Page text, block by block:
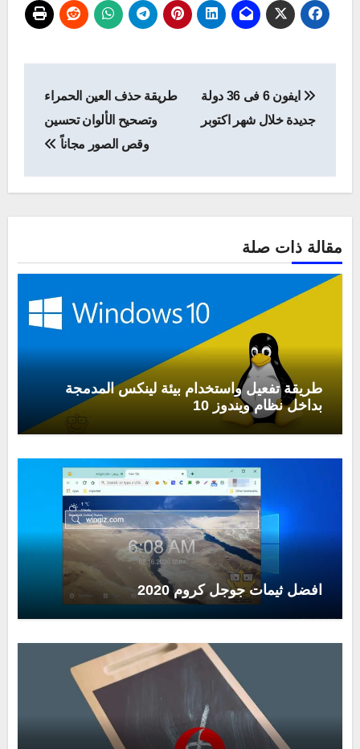
المقالات
ايفون 6 فى 36 دولة
جديدة خلال شهر اكتوبر
طريقة حذف العين الحمراء
وتصحيح الألوان تحسين
وقص الصور مجاناً
مقالة ذات صلة
طريقة تفعيل واستخدام بيئة لينكس المدمجة
بداخل نظام ويندوز 10
افضل ثيمات جوجل كروم 2020